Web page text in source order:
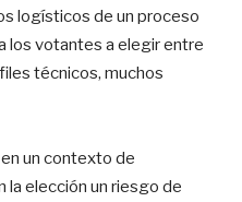
logísticos de un proceso
los votantes a elegir entre
técnicos, muchos
un contexto de
la elección un riesgo de